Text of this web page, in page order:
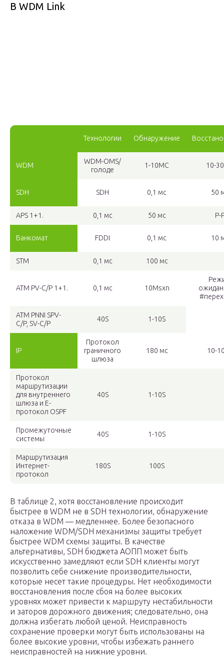
В WDM Link
Технологии Обнаружение
WDM
WDM-OMS/
голоде
1-10МС 10-
SDH SDH 0,1 мс 50
APS 1+1. 0,1 мс 50 мс P-
Банкомат FDDI 0,1 мс 10
STM 0,1 мс 100 мс
ATM PV-C/P 1+1. 0,1 мс 10Msxn
ATM PNNI SPV-
C/P, SV-C/P
40S 1-10S
IP
Протокол
граничного
шлюза
180 мс 10-
Протокол
маршрутизации
для внутреннего
шлюза и E-
протокол OSPF
40S 1-10S
Промежуточные
системы
40S 1-10S
Маршрутизация
Интернет-
протокол
180S 100S
В таблице 2, хотя восстановление происходит
быстрее в WDM не в SDH технологии, обнаружение
отказа в WDM — медленнее. Более безопасного
наложение WDM/SDH механизмы защиты требует
быстрее WDM схемы защиты. В качестве
альтернативы, SDH бюджета АОПП может быть
искусственно замедляют если SDH клиенты могут
позволить себе снижение производительности,
которые несет такие процедуры. Нет необходимости
восстановления после сбоя на более высоких
уровнях может привести к маршруту нестабильности
и заторов дорожного движения; следовательно, она
должна избегать любой ценой. Неисправность
сохранение проверки могут быть использованы на
более высокие уровни, чтобы избежать раннего
неисправностей на нижние уровни.